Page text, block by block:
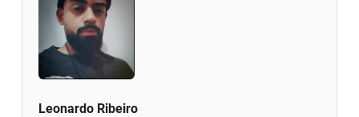
Leonardo Ribeiro